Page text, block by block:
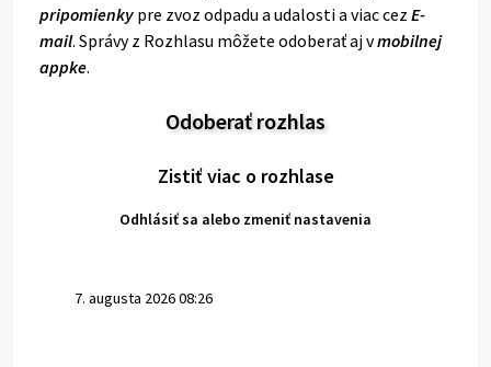
pripomienky pre zvoz odpadu a udalosti a viac cez E-
mail. Správy z Rozhlasu môžete odoberať aj vmobilnej
appke.
Odoberať rozhlas
Zistiť viac o rozhlase
Odhlásiť sa alebo zmeniť nastavenia
7. augusta 2026 08:26